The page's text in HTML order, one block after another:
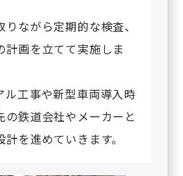
ながら定期的な検査、
計画を立てて実施しま
ル工事や新型車両導入時
の鉄道会社やメーカーと
を進めていきます。